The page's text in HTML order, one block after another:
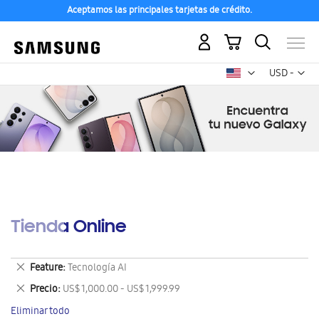
Aceptamos las principales tarjetas de crédito.
USD -
dólar
Mi carrito
Tienda Online
Feature Tecnología AI
Eliminar
este
artículo
Precio US$ 1,000.00 - US$ 1,999.99
Eliminar
este
Eliminar todo